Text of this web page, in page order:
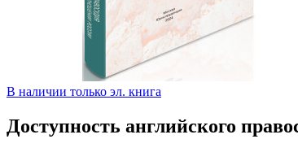
В наличии только эл. книга
Доступность английского